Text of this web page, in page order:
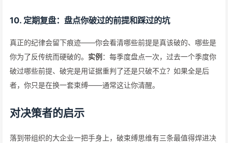
10. 定期复盘：盘点你破过的前提和踩过的坑
真正的纪律会留下痕迹——你会看清哪些前提是真该破的、哪些是
你为了反传统而硬破的。 实例 ：每季度盘点一次，过去一个季度你
破过哪些前提、破完是用证据重判了还是只破不立？如果全是后
者，你只是在换一套束缚——通常这让你清醒。
对决策者的启示
落到带组织的大企业一把手身上，破束缚思维有三条最值得焊进决